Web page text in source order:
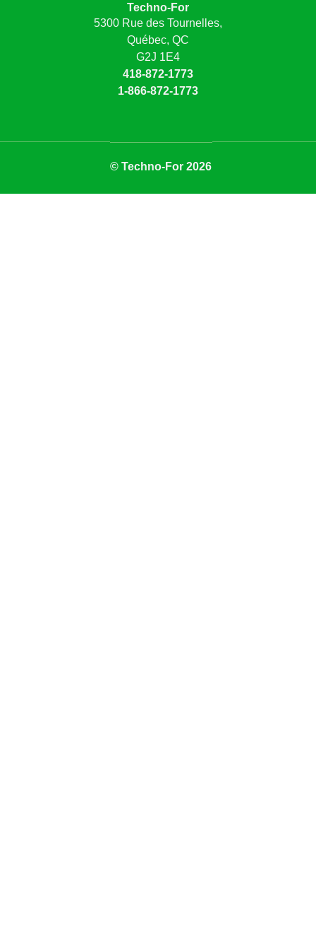
Techno-For
5300 Rue des Tournelles,
Québec, QC
G2J 1E4
418-872-1773
1-866-872-1773
© Techno-For 2026